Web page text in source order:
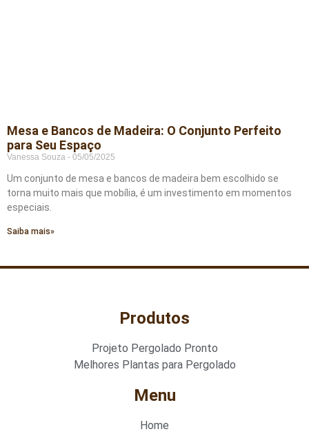
Mesa e Bancos de Madeira: O Conjunto Perfeito
para Seu Espaço
Vanessa Souza 05/05/2025
Um conjunto de mesa e bancos de madeira bem escolhido se
torna muito mais que mobília, é um investimento em momentos
especiais.
Saiba mais»
Produtos
Projeto Pergolado Pronto
Melhores Plantas para Pergolado
Menu
Home